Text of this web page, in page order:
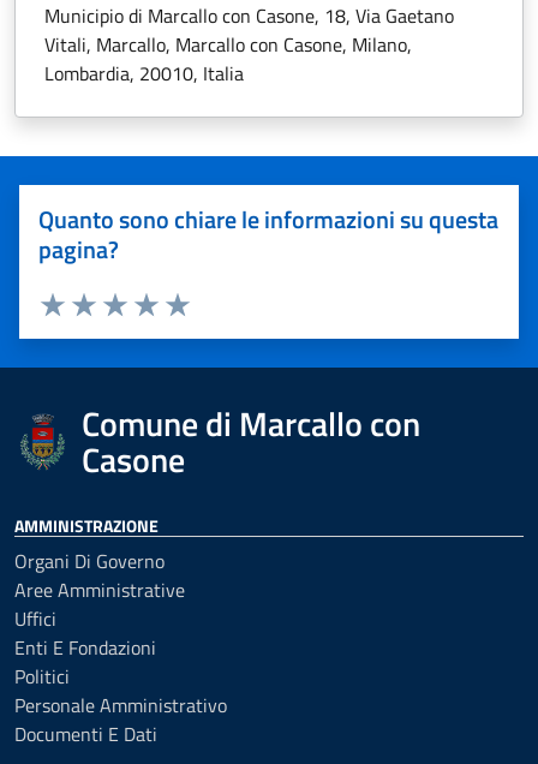
Municipio di Marcallo con Casone, 18, Via Gaetano
Vitali, Marcallo, Marcallo con Casone, Milano,
Lombardia, 20010, Italia
Quanto sono chiare le informazioni su questa
pagina?
Valuta 5 stelle su 5
Valuta 4 stelle su 5
Valuta 3 stelle su 5
Valuta 2 stelle su 5
Valuta 1 stelle su 5
Comune di Marcallo con
Casone
AMMINISTRAZIONE
Organi Di Governo
Aree Amministrative
Uffici
Enti E Fondazioni
Politici
Personale Amministrativo
Documenti E Dati